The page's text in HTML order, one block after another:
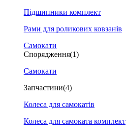
Підшипники комплект
Рами для роликових ковзанів
Самокати
Спорядження(1)
Самокати
Запчастини(4)
Колеса для самокатів
Колеса для самоката комплект